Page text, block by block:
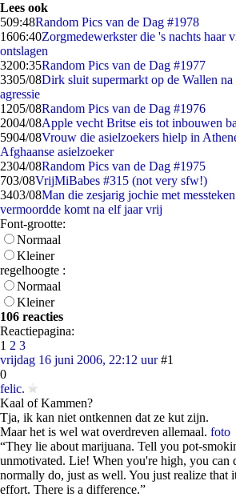
Lees ook
509:48Random Pics van de Dag #1978
1606:40Zorgmedewerkster die 's nachts haar
ontslagen
3200:35Random Pics van de Dag #1977
3305/08Dirk sluit supermarkt op de Wallen
agressie
1205/08Random Pics van de Dag #1976
2004/08Apple vecht Britse eis tot inbouwen
5904/08Vrouw die asielzoekers hielp in
Afghaanse asielzoeker
2304/08Random Pics van de Dag #1975
703/08VrijMiBabes #315 (not very sfw!)
3403/08Man die zesjarig jochie met
vermoordde komt na elf jaar vrij
Font-grootte:
Normaal
Kleiner
regelhoogte :
Normaal
Kleiner
106 reacties
Reactiepagina:
1 2 3
vrijdag 16 juni 2006, 22:12 uur #1
0
felic.
Kaal of Kammen?
Tja, ik kan niet ontkennen dat ze kut zijn.
Maar het is wel wat overdreven allemaal. foto
“They lie about marijuana. Tell you pot-
unmotivated. Lie! When you're high, you can
normally do, just as well. You just realize that
effort. There is a difference.”